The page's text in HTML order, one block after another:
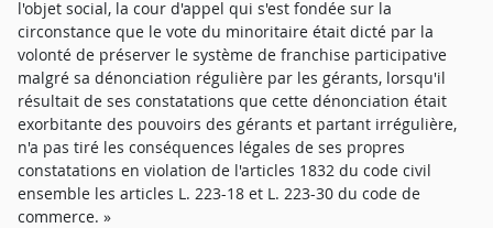
l'objet social, la cour d'appel qui s'est fondée sur la
circonstance que le vote du minoritaire était dicté par la
volonté de préserver le système de franchise participative
malgré sa dénonciation régulière par les gérants, lorsqu'il
résultait de ses constatations que cette dénonciation était
exorbitante des pouvoirs des gérants et partant irrégulière,
n'a pas tiré les conséquences légales de ses propres
constatations en violation de l'articles 1832 du code civil
ensemble les articles L. 223-18 et L. 223-30 du code de
commerce. »